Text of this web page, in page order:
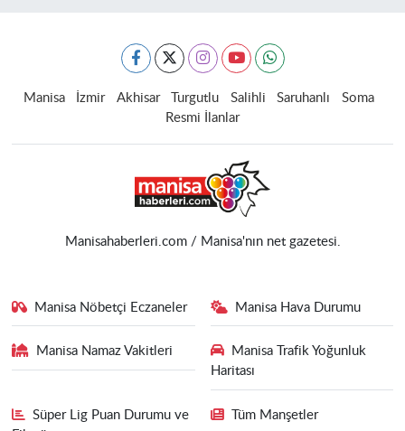
Manisa İzmir Akhisar Turgutlu Salihli Saruhanlı
Soma
Resmi İlanlar
Manisahaberleri.com / Manisa'nın net gazetesi.
Manisa Nöbetçi Eczaneler Manisa Hava Durumu
Manisa Namaz Vakitleri
Manisa Trafik Yoğunluk
Haritası
Süper Lig Puan Durumu ve
Tüm Manşetler